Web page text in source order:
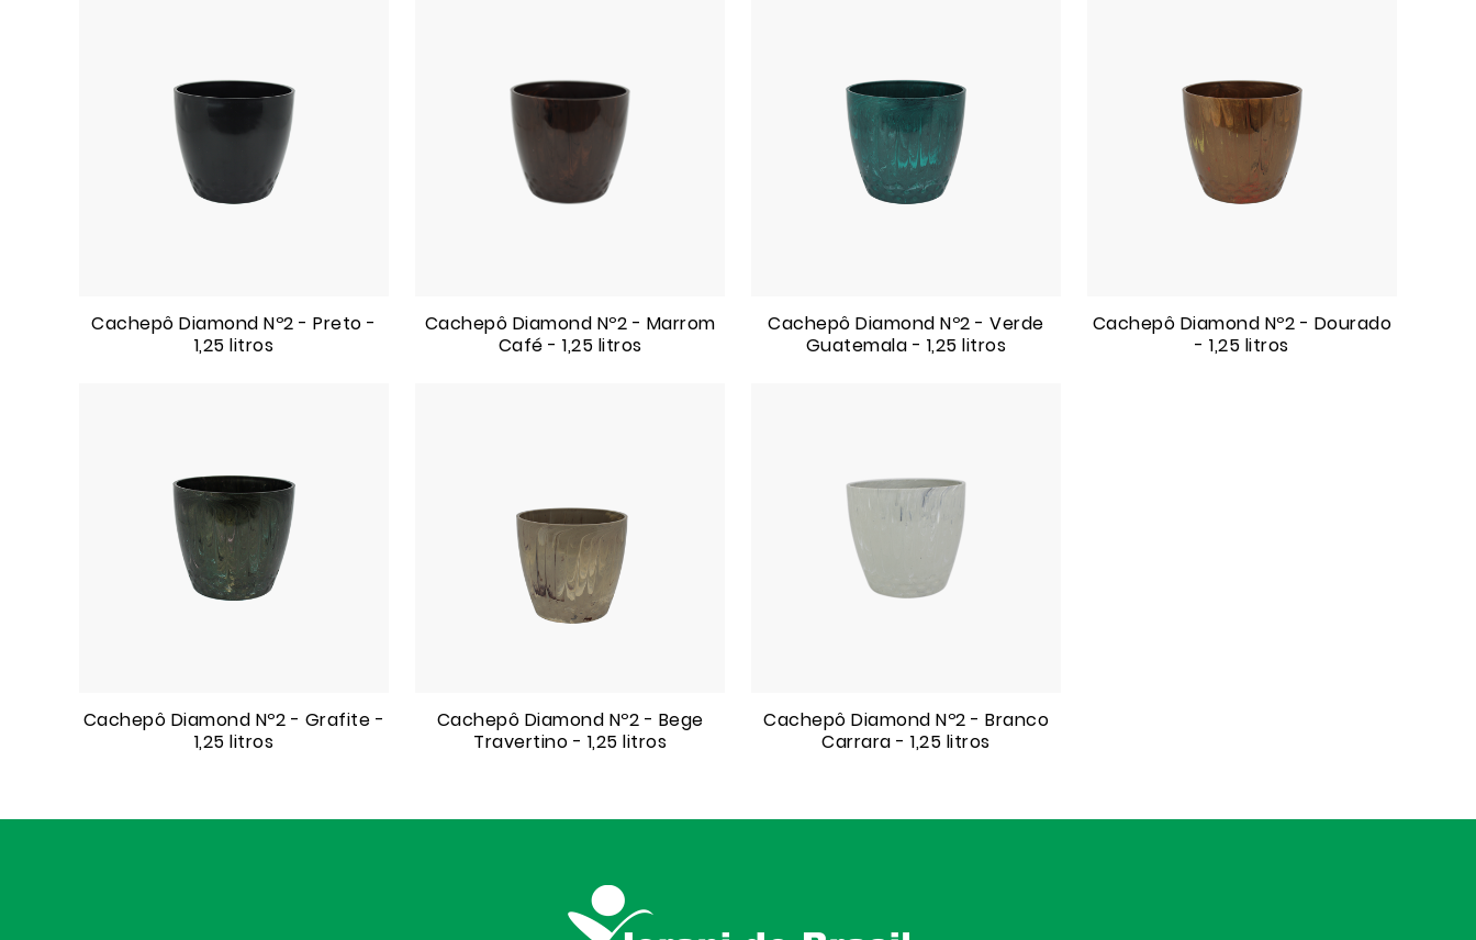
Cachepô Diamond Nº2 - Preto -
1,25 litros
Cachepô Diamond Nº2 - Marrom
Café - 1,25 litros
Cachepô Diamond Nº2 - Verde
Guatemala - 1,25 litros
Cachepô Diamond Nº2 - Dourado
- 1,25 litros
Cachepô Diamond Nº2 - Grafite -
1,25 litros
Cachepô Diamond Nº2 - Bege
Travertino - 1,25 litros
Cachepô Diamond Nº2 - Branco
Carrara - 1,25 litros